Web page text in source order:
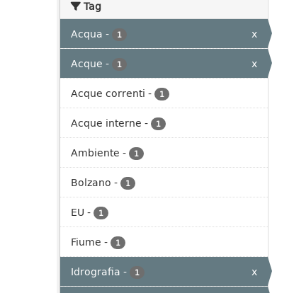
Tag
Acqua - 1
x
Acque - 1
x
Acque correnti - 1
Acque interne - 1
Ambiente - 1
Bolzano - 1
EU - 1
Fiume - 1
Idrografia - 1
x